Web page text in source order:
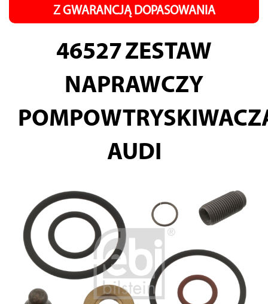
Z GWARANCJĄ DOPASOWANIA
46527ZESTAW
NAPRAWCZY
AUDI